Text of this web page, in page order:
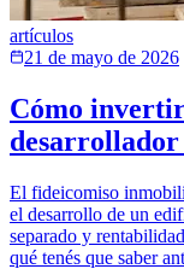
artículos
21 de mayo de 2026
Cómo
El fideicomiso
el desarrollo de un
separado y
qué tenés que saber